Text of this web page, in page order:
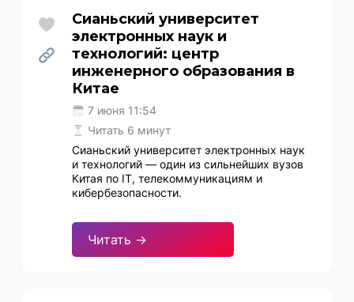
Сианьский университет
электронных наук и
технологий: центр
инженерного образования в
Китае
7 июня 11:54
Читать 6 минут
Сианьский университет электронных наук
и технологий — один из сильнейших вузов
Китая по IT, телекоммуникациям и
кибербезопасности.
Читать →